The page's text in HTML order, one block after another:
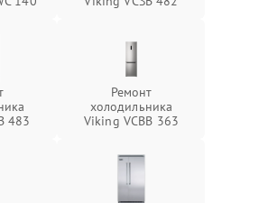
483
Ремонт
холодильника
Viking VCBB 363